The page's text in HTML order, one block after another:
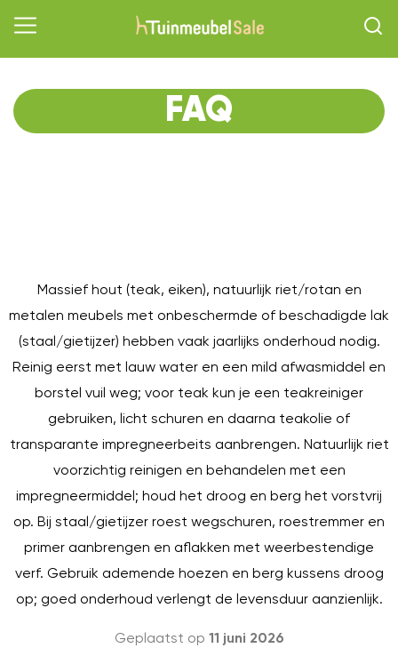
FAQ
Massief hout (teak, eiken), natuurlijk riet/rotan en
metalen meubels met onbeschermde of beschadigde lak
(staal/gietijzer) hebben vaak jaarlijks onderhoud nodig.
Reinig eerst met lauw water en een mild afwasmiddel en
borstel vuil weg; voor teak kun je een teakreiniger
gebruiken, licht schuren en daarna teakolie of
transparante impregneerbeits aanbrengen. Natuurlijk riet
voorzichtig reinigen en behandelen met een
impregneermiddel; houd het droog en berg het vorstvrij
op. Bij staal/gietijzer roest wegschuren, roestremmer en
primer aanbrengen en aflakken met weerbestendige
verf. Gebruik ademende hoezen en berg kussens droog
op; goed onderhoud verlengt de levensduur aanzienlijk.
Geplaatst op 11 juni 2026